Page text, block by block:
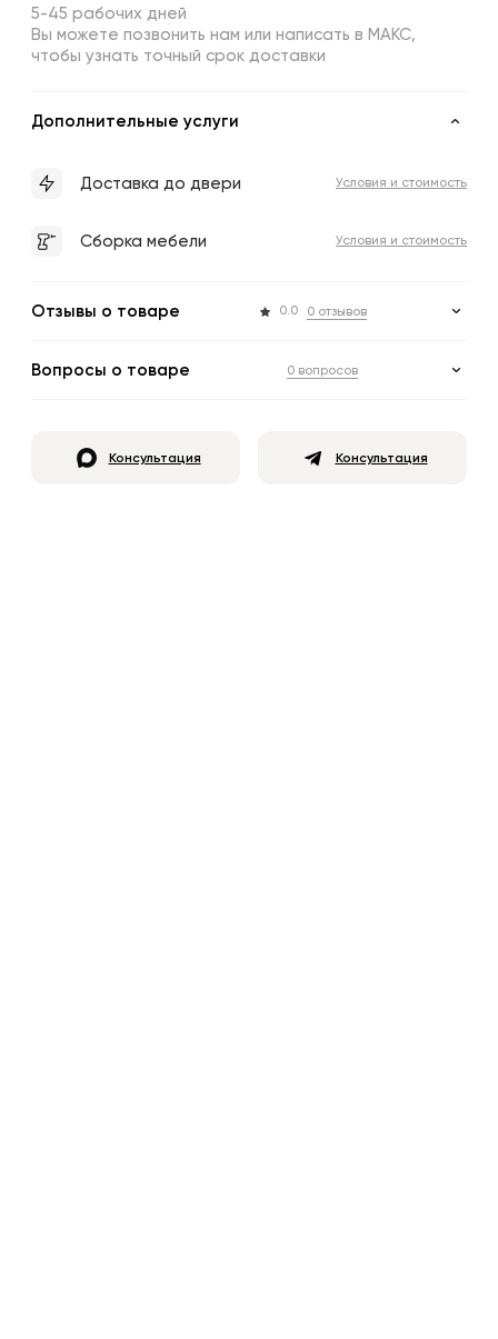
5-45 рабочих дней
Вы можете позвонить нам или написать в МАКС,
чтобы узнать точный срок доставки
Дополнительные услуги
Доставка до двери Условия и стоимость
Сборка мебели Условия и стоимость
Отзывы о товаре 0.0 0 отзывов
Вопросы о товаре 0 вопросов
Консультация Консультация